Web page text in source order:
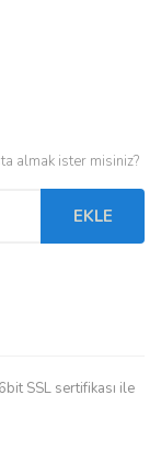
almak ister misiniz?
EKLE
SSL sertifikası ile